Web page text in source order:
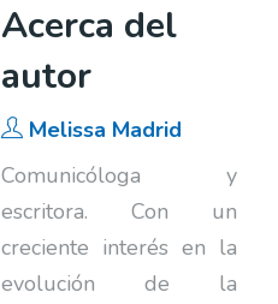
Acerca del
autor
Melissa Madrid
Comunicóloga y
escritora. Con un
creciente interés en la
evolución de la